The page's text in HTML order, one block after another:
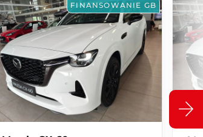
FINANSOWANIE GB